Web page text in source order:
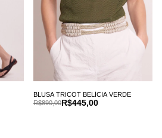
BLUSA TRICOT BELÍCIA VERDE
R$445,00
R$890,00